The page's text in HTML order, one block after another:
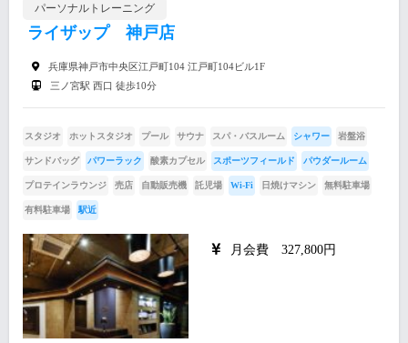
パーソナルトレーニング
ライザップ 神戸店
兵庫県神戸市中央区江戸町104 江戸町104ビル1F
三ノ宮駅 西口 徒歩10分
スタジオ ホットスタジオ プール サウナ スパ・バスルーム シャワー 岩盤浴
サンドバッグ パワーラック 酸素カプセル スポーツフィールド パウダールーム
プロテインラウンジ 売店 自動販売機 託児場 Wi-Fi 日焼けマシン 無料駐車場
有料駐車場 駅近
月会費 327,800円